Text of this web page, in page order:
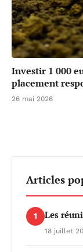
Investir 1 000
placement
26 mai 2026
Articles
1 Les
18 juillet